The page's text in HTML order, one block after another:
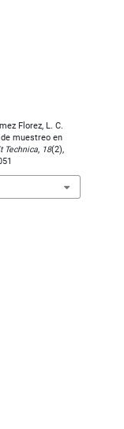
Florez, L. C.
muestreo en
Technica, 18(2),